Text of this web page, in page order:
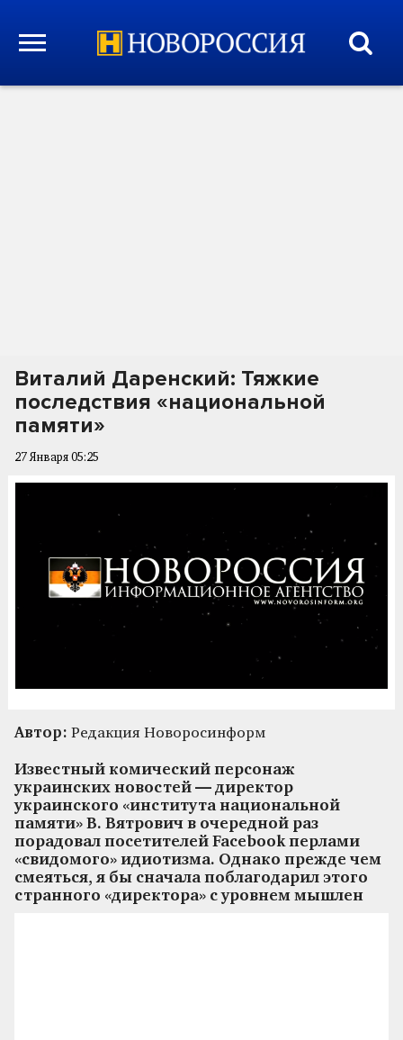
Виталий Даренский: Тяжкие
последствия «национальной
памяти»
27 Января 05:25
Автор: Редакция Новоросинформ
Известный комический персонаж
украинских новостей — директор
украинского «института национальной
памяти» В. Вятрович в очередной раз
порадовал посетителей Facebook перлами
«свидомого» идиотизма. Однако прежде чем
смеяться, я бы сначала поблагодарил этого
странного «директора» с уровнем мышлен